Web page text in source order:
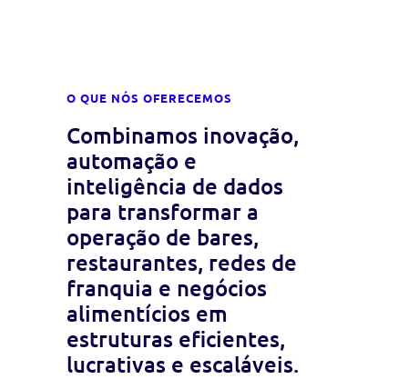
O QUE NÓS OFERECEMOS
Combinamos inovação,
automação e
inteligência de dados
para transformar a
operação de bares,
restaurantes, redes de
franquia e negócios
alimentícios em
estruturas eficientes,
lucrativas e escaláveis.